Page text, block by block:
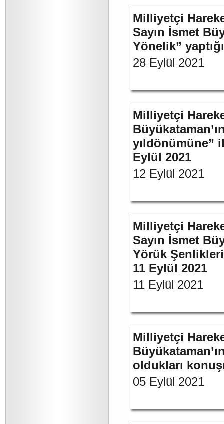
Milliyetçi
Sayın İsmet
Yönelik”
28 Eylül 2021
Milliyetçi
yıldönümüne”
Eylül 2021
12 Eylül 2021
Milliyetçi
Sayın İsmet
Yörük
11 Eylül 2021
11 Eylül 2021
Milliyetçi
oldukları
05 Eylül 2021